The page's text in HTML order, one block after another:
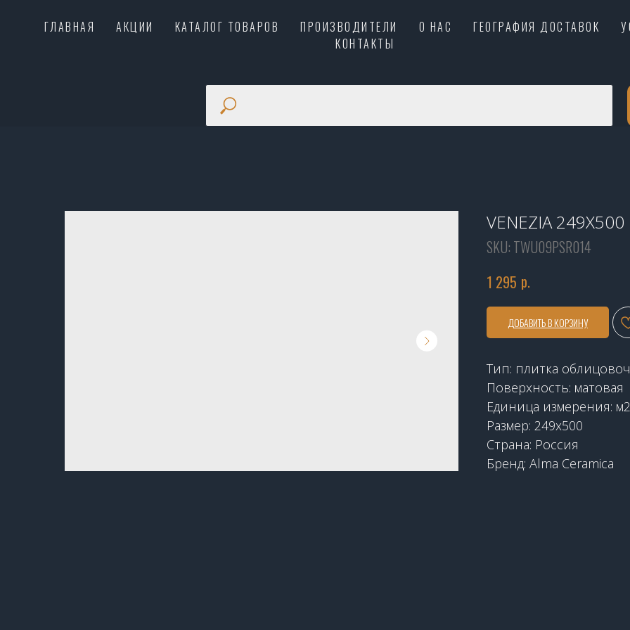
ГЛАВНАЯ АКЦИИ КАТАЛОГ ТОВАРОВ ПРОИЗВОДИТЕЛИ О НАС ГЕОГРАФИЯ ДОСТАВОК
КОНТАКТЫ
VENEZIA 249X500
SKU: TWU09PSR014
1 295 р.
ДОБАВИТЬ В КОРЗИНУ
Тип: плитка
Поверхность: матовая
Единица измерения: м2
Размер: 249х500
Страна: Россия
Бренд: Alma Ceramica